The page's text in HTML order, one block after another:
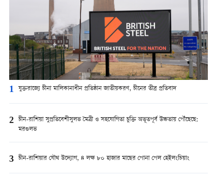
1 যুক্তরাজ্যে চীনা মালিকানাধীন প্রতিষ্ঠান জাতীয়করণ, চীনের তীব্র প্রতিবাদ
2 চীন-রাশিয়া সুপ্রতিবেশীসুলভ মৈত্রী ও সহযোগিতা চুক্তি অভূতপূর্ব উচ্চতায় পৌঁছেছে:
মরগুলভ
3 চীন-রাশিয়ার যৌথ উদ্যোগ, ৪ লক্ষ ৮০ হাজার মাছের পোনা পেল হেইলংচিয়াং